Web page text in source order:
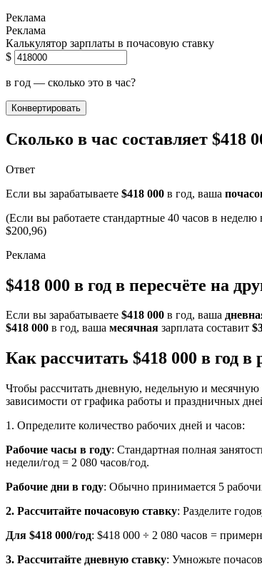
Калькулятор зарплаты в почасовую ставку
$
в год — сколько это в час?
Конвертировать
Сколько в час составляет $418
Ответ
Если вы зарабатываете $418 000 в год, ваша
(Если вы работаете стандартные 40 часов в
$200,96)
$418 000 в год в пересчёте на
Если вы зарабатываете $418 000 в год, ваша
$418 000 в год, ваша месячная зарплата составит
Как рассчитать $418 000 в год в
Чтобы рассчитать дневную, недельную и месячную
зависимости от графика работы и праздничных
1. Определите количество рабочих дней и часов:
Рабочие часы в году: Стандартная полная
недели/год = 2 080 часов/год.
Рабочие дни в году: Обычно принимается 5
2. Рассчитайте почасовую ставку: Разделите
Для $418 000/год: $418 000 ÷ 2 080 часов =
3. Рассчитайте дневную ставку: Умножьте